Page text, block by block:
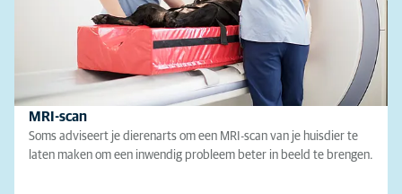
MRI-scan
Soms adviseert je dierenarts om een MRI-scan van je huisdier te
laten maken om een inwendig probleem beter in beeld te brengen.